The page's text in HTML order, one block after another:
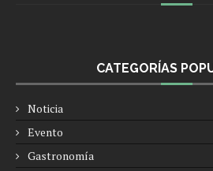
CATEGORÍAS
Noticia
Evento
Gastronomía